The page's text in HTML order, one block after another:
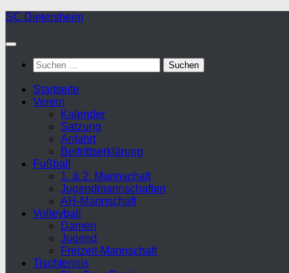
Zum
springen
SC Dietersheim
Suchen
nach:
Startseite
Verein
Kalender
Satzung
Anfahrt
Beitrittserklärung
Fußball
1. & 2. Mannschaft
Jugendmannschaften
AH-Mannschaft
Volleyball
Damen
Jugend
Freizeit-Mannschaft
Tischtennis